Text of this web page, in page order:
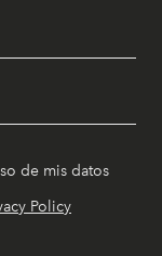
de mis datos
Policy